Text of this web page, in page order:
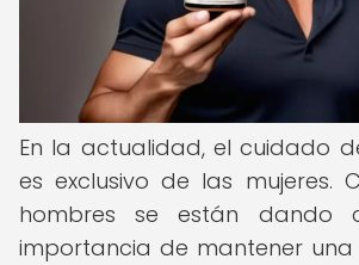
En la actualidad, el cuidado
es exclusivo de las mujeres.
hombres se están dando
importancia de mantener